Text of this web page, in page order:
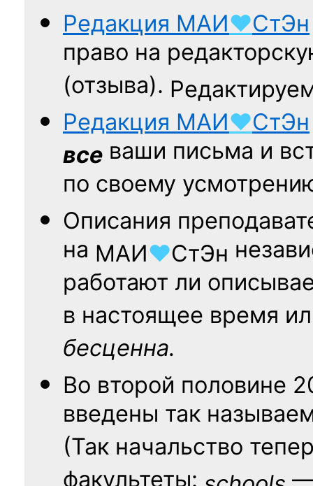
Редакция МАИ♥СтЭн
право на
(отзыва).
Редакция МАИ♥СтЭн
все ваши письма и
по своему
Описания
на МАИ♥СтЭн
работают ли
в настоящее время
бесценна.
Во второй половине
введены так
(Так начальство